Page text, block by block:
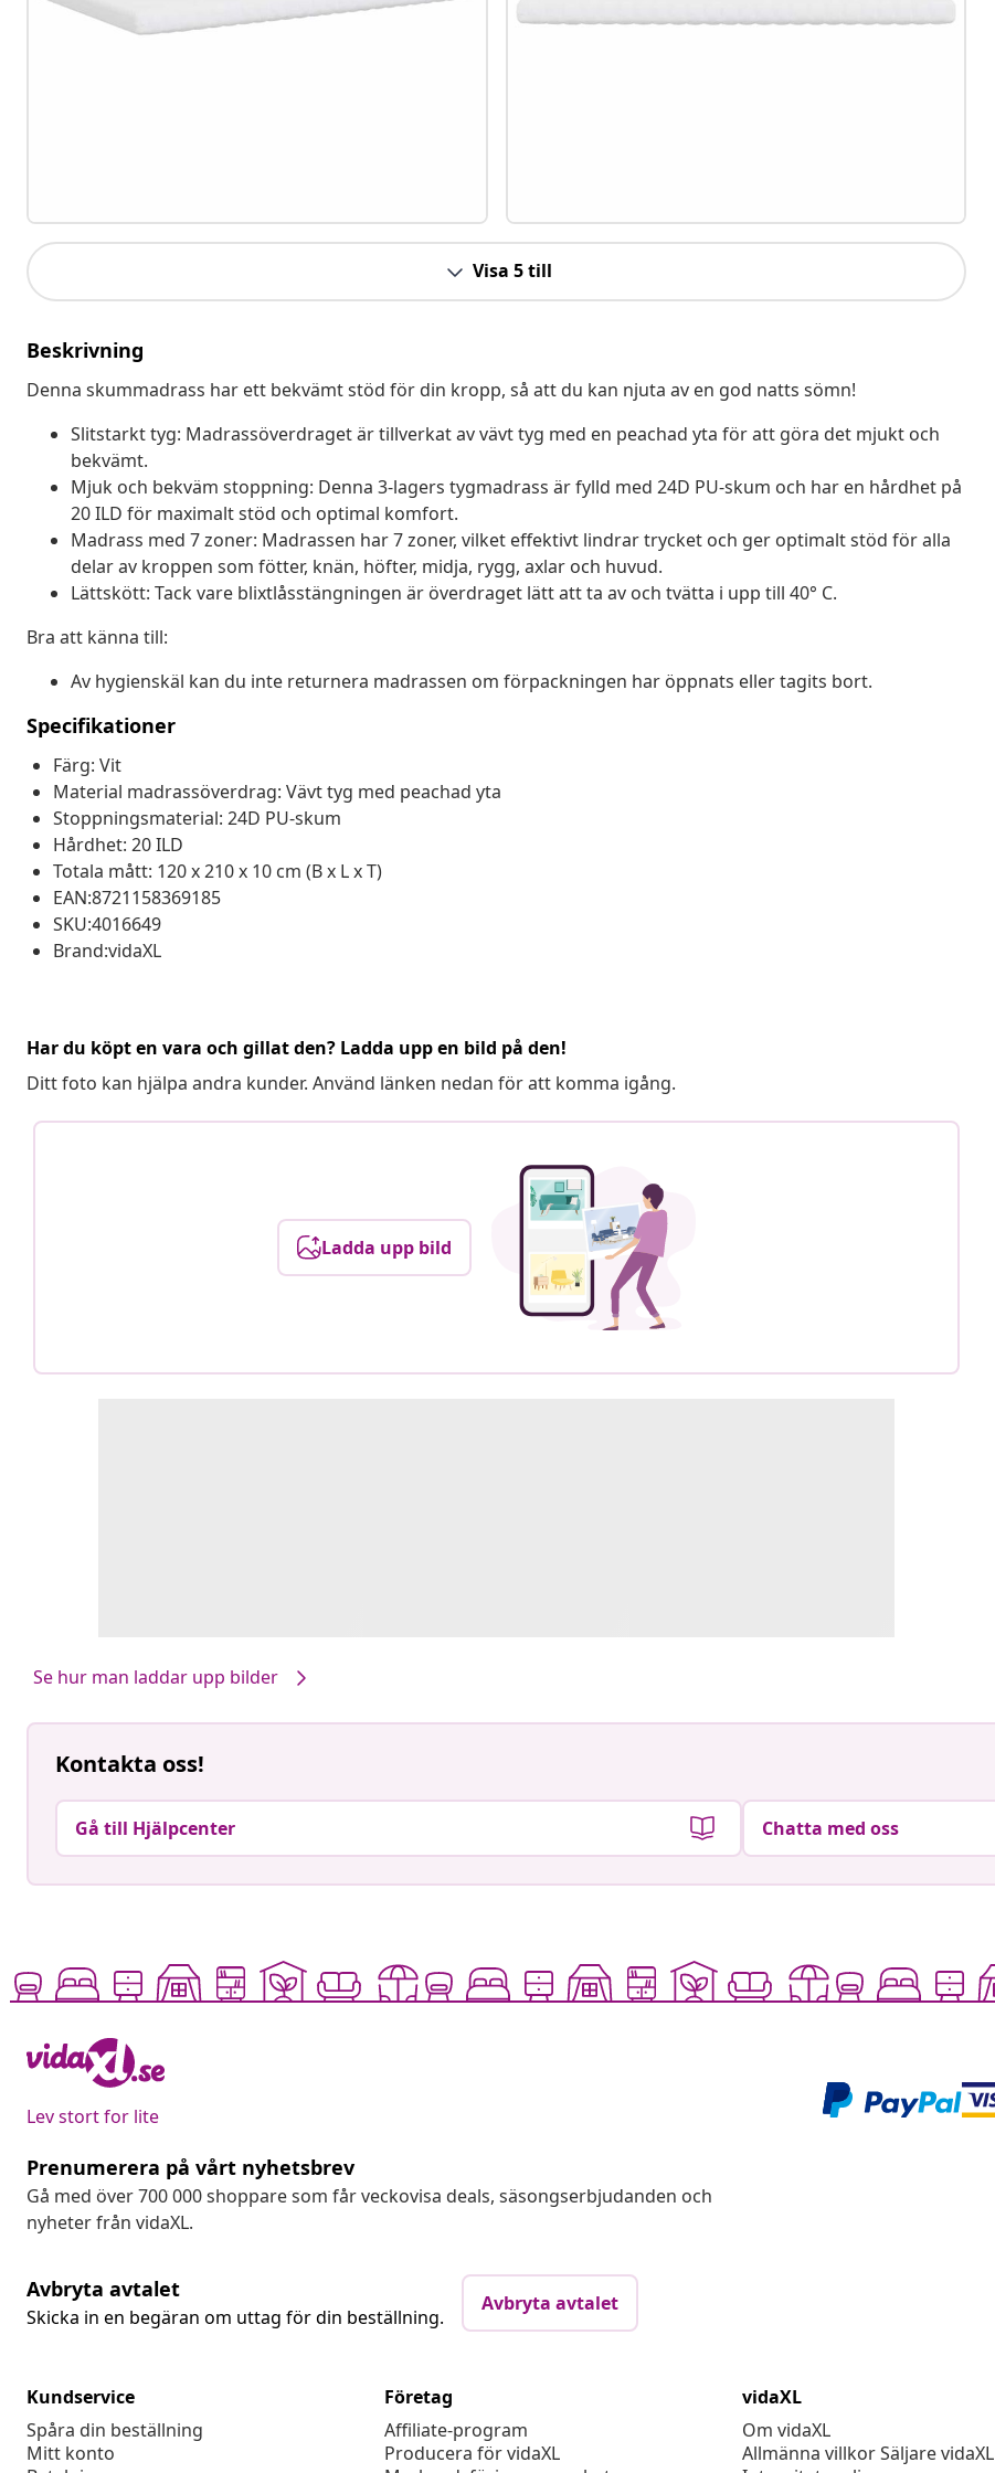
Visa 5 till
Beskrivning
Denna skummadrass har ett bekvämt stöd för din kropp, så att du kan njuta av en god natts sömn!
Slitstarkt tyg: Madrassöverdraget är tillverkat av vävt tyg med en peachad yta för att göra det mjukt och
bekvämt.
Mjuk och bekväm stoppning: Denna 3-lagers tygmadrass är fylld med 24D PU-skum och har en hårdhet på
20 ILD för maximalt stöd och optimal komfort.
Madrass med 7 zoner: Madrassen har 7 zoner, vilket effektivt lindrar trycket och ger optimalt stöd för alla
delar av kroppen som fötter, knän, höfter, midja, rygg, axlar och huvud.
Lättskött: Tack vare blixtlåsstängningen är överdraget lätt att ta av och tvätta i upp till 40° C.
Bra att känna till:
Av hygienskäl kan du inte returnera madrassen om förpackningen har öppnats eller tagits bort.
Specifikationer
Färg: Vit
Material madrassöverdrag: Vävt tyg med peachad yta
Stoppningsmaterial: 24D PU-skum
Hårdhet: 20 ILD
Totala mått: 120 x 210 x 10 cm (B x L x T)
EAN:8721158369185
SKU:4016649
Brand:vidaXL
Har du köpt en vara och gillat den? Ladda upp en bild på den!
Ditt foto kan hjälpa andra kunder. Använd länken nedan för att komma igång.
Ladda upp bild
Se hur man laddar upp bilder
Kontakta oss!
Gå till Hjälpcenter Chatta med oss
Lev stort for lite
Prenumerera på vårt nyhetsbrev
Gå med över 700 000 shoppare som får veckovisa deals, säsongserbjudanden och
nyheter från vidaXL.
Avbryta avtalet
Skicka in en begäran om uttag för din beställning.
Avbryta avtalet
Kundservice
Spåra din beställning
Mitt konto
Företag
Affiliate-program
Producera för vidaXL
vidaXL
Om vidaXL
Allmänna villkor Säljare vidaXL